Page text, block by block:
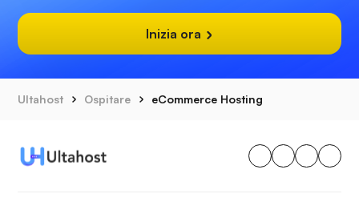
Inizia ora
Ultahost Ospitare eCommerce Hosting